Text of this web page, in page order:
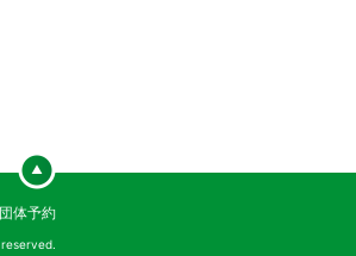
団体予約
reserved.